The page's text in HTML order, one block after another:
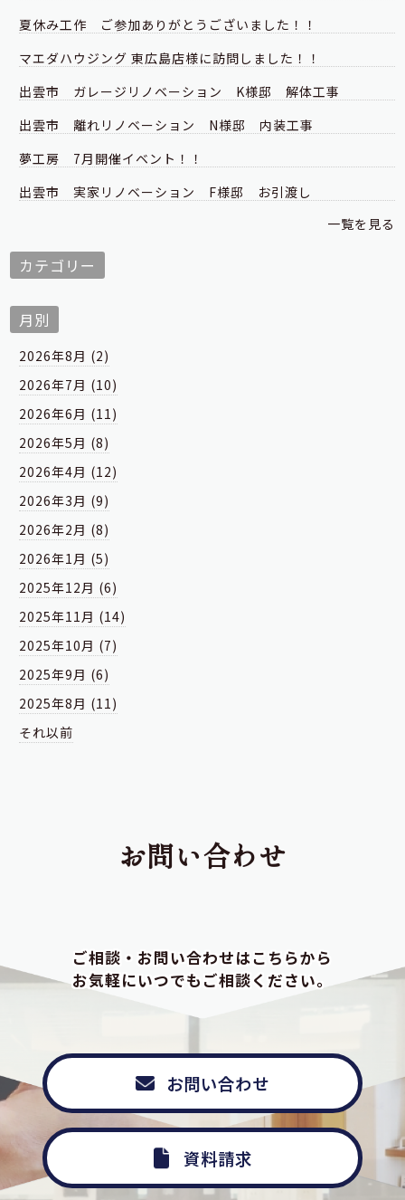
夏休み工作 ご参加ありがとうございました！！
マエダハウジング 東広島店様に訪問しました！！
出雲市 ガレージリノベーション K様邸 解体工事
出雲市 離れリノベーション N様邸 内装工事
夢工房 7月開催イベント！！
出雲市 実家リノベーション F様邸 お引渡し
一覧を見る
カテゴリー
月別
2026年8月 (2)
2026年7月 (10)
2026年6月 (11)
2026年5月 (8)
2026年4月 (12)
2026年3月 (9)
2026年2月 (8)
2026年1月 (5)
2025年12月 (6)
2025年11月 (14)
2025年10月 (7)
2025年9月 (6)
2025年8月 (11)
それ以前
お問い合わせ
ご相談・お問い合わせはこちらから
お気軽にいつでもご相談ください。
お問い合わせ
資料請求